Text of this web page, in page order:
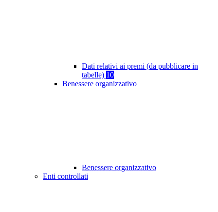
Dati relativi ai premi (da pubblicare in
tabelle) 10
Benessere organizzativo
Benessere organizzativo
Enti controllati